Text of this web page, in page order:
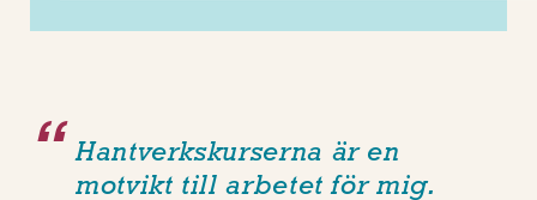
Hantverkskurserna är en
motvikt till arbetet för mig.